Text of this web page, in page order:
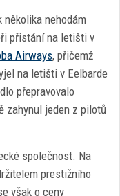
nehodám
přistání na letišti v
Airways, přičemž
na letišti v Eelbarde
přepravovalo
zahynul jeden z pilotů
společnost. Na
prestižního
však o ceny